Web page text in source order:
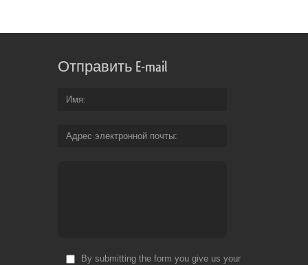
Отправить E-mail
Имя
Адрес электронной почты
By submitting the form you give us your